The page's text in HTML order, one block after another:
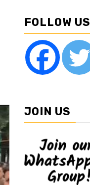
FOLLOW US
JOIN US